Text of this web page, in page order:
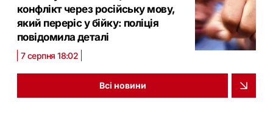
конфлікт через російську мову,
який переріс у бійку: поліція
повідомила деталі
7 серпня 18:02
Всі новини